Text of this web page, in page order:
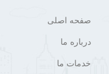
صفحه اصلی
درباره ما
خدمات ما